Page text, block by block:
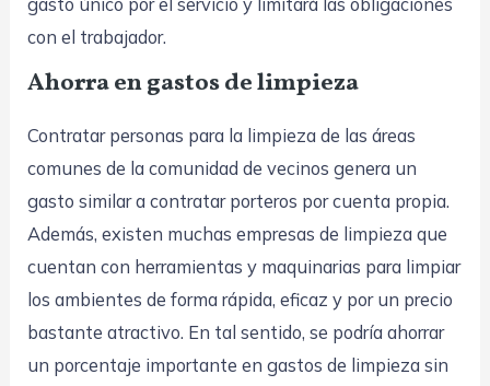
con el trabajador.
Ahorra en gastos de limpieza
Contratar personas para la limpieza de las áreas
comunes de la comunidad de vecinos genera un
gasto similar a contratar porteros por cuenta propia.
Además, existen muchas empresas de limpieza que
cuentan con herramientas y maquinarias para limpiar
los ambientes de forma rápida, eficaz y por un precio
bastante atractivo. En tal sentido, se podría ahorrar
un porcentaje importante en gastos de limpieza sin